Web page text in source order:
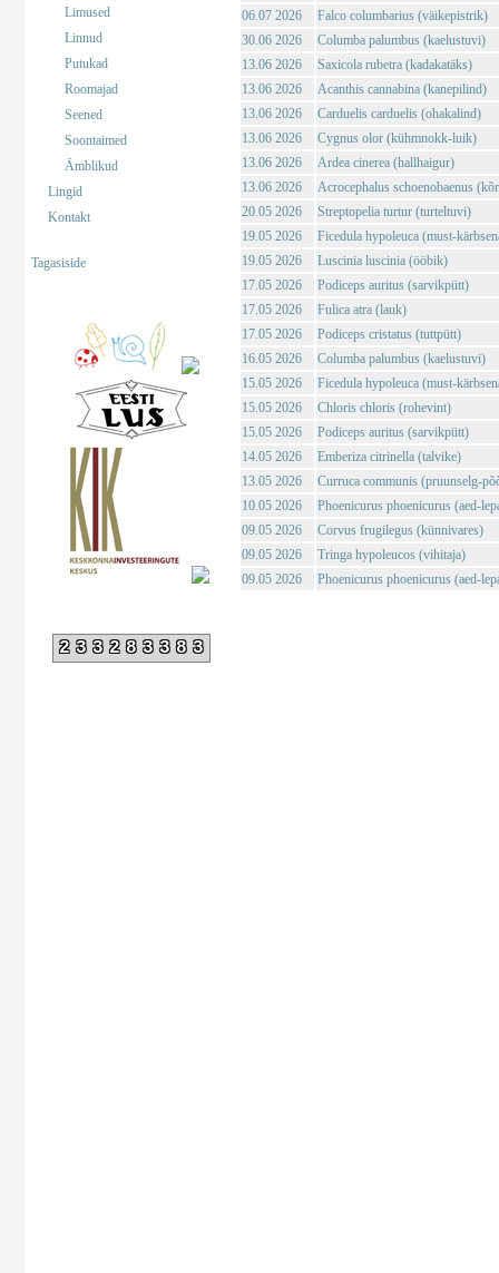
Limused
Linnud
Putukad
Roomajad
Seened
Soontaimed
Ämblikud
Lingid
Kontakt
Tagasiside
233283383
06.07 2026
Falco columbarius (väikepistrik)
30.06 2026
Columba palumbus (kaelustuvi)
13.06 2026
Saxicola rubetra (kadakatäks)
13.06 2026
Acanthis cannabina (kanepilind)
13.06 2026
Carduelis carduelis (ohakalind)
13.06 2026
Cygnus olor (kühmnokk-luik)
13.06 2026
Ardea cinerea (hallhaigur)
13.06 2026
Acrocephalus schoenobaenus
20.05 2026
Streptopelia turtur (turteltuvi)
19.05 2026
Ficedula hypoleuca (must-
19.05 2026
Luscinia luscinia (ööbik)
17.05 2026
Podiceps auritus (sarvikpütt)
17.05 2026
Fulica atra (lauk)
17.05 2026
Podiceps cristatus (tuttpütt)
16.05 2026
Columba palumbus (kaelustuvi)
15.05 2026
Ficedula hypoleuca (must-
15.05 2026
Chloris chloris (rohevint)
15.05 2026
Podiceps auritus (sarvikpütt)
14.05 2026
Emberiza citrinella (talvike)
13.05 2026
Curruca communis (pruunselg-
10.05 2026
Phoenicurus phoenicurus (aed-
09.05 2026
Corvus frugilegus (künnivares)
09.05 2026
Tringa hypoleucos (vihitaja)
09.05 2026
Phoenicurus phoenicurus (aed-